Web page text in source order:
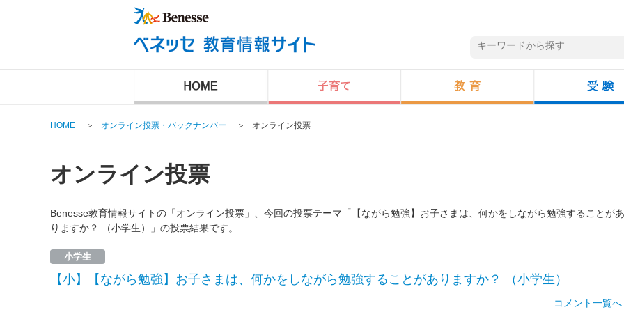
HOME ＞ オンライン投票・バックナンバー ＞ オンライン投票
オンライン投票
Benesse教育情報サイトの「オンライン投票」、今回の投票テーマ「【ながら勉強】お子さまは、何かをしながら勉強することがあ
りますか？ （小学生）」の投票結果です。
小学生
【小】【ながら勉強】お子さまは、何かをしながら勉強することがありますか？ （小学生）
コメント一覧へ